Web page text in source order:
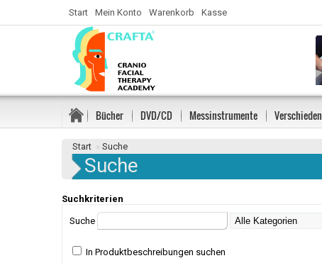
Start Mein Konto Warenkorb Kasse
Bücher DVD/CD Messinstrumente Verschieden
Start » Suche
Suche
Suchkriterien
Suche
In Produktbeschreibungen suchen